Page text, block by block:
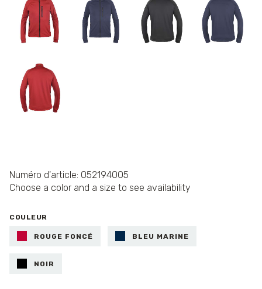
Numéro d'article: 052194005
Choose a color and a size to see availability
COULEUR
ROUGE FONCÉ BLEU MARINE
NOIR